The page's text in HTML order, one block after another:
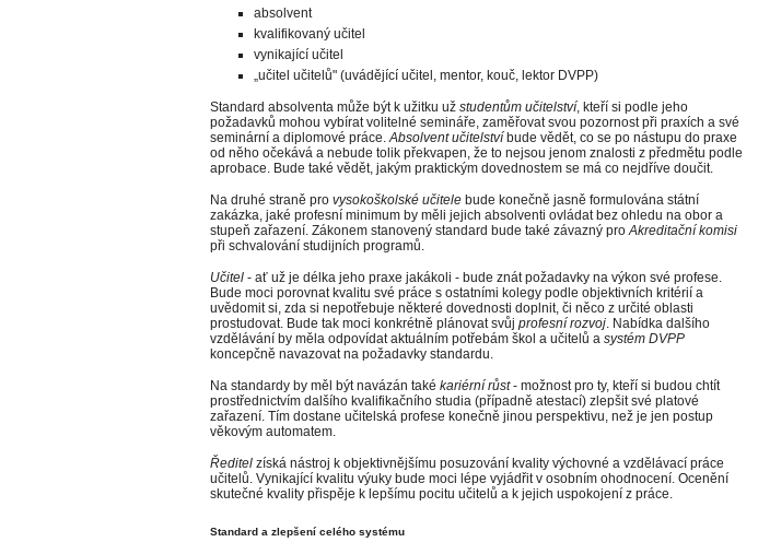
absolvent
kvalifikovaný učitel
vynikající učitel
„učitel učitelů" (uvádějící učitel, mentor, kouč, lektor DVPP)
Standard absolventa může být k užitku už studentům učitelství, kteří si podle jeho
požadavků mohou vybírat volitelné semináře, zaměřovat svou pozornost při praxích a své
seminární a diplomové práce.Absolvent učitelství bude vědět, co se po nástupu do praxe
od něho očekává a nebude tolik překvapen, že to nejsou jenom znalosti z předmětu podle
aprobace. Bude také vědět, jakým praktickým dovednostem se má co nejdříve doučit.
Na druhé straně pro vysokoškolské učitele bude konečně jasně formulována státní
zakázka, jaké profesní minimum by měli jejich absolventi ovládat bez ohledu na obor a
stupeň zařazení. Zákonem stanovený standard bude také závazný proAkreditační komisi
při schvalování studijních programů.
Učitel - ať už je délka jeho praxe jakákoli - bude znát požadavky na výkon své profese.
Bude moci porovnat kvalitu své práce s ostatními kolegy podle objektivních kritérií a
uvědomit si, zda si nepotřebuje některé dovednosti doplnit, či něco z určité oblasti
prostudovat. Bude tak moci konkrétně plánovat svůj profesní rozvoj. Nabídka dalšího
vzdělávání by měla odpovídat aktuálním potřebám škol a učitelů a systém DVPP
koncepčně navazovat na požadavky standardu.
Na standardy by měl být navázán také kariérní růst- možnost pro ty, kteří si budou chtít
prostřednictvím dalšího kvalifikačního studia (případně atestací) zlepšit své platové
zařazení. Tím dostane učitelská profese konečně jinou perspektivu, než je jen postup
věkovým automatem.
Ředitel získá nástroj k objektivnějšímu posuzování kvality výchovné a vzdělávací práce
učitelů. Vynikající kvalitu výuky bude moci lépe vyjádřit v osobním ohodnocení. Ocenění
skutečné kvality přispěje k lepšímu pocitu učitelů a k jejich uspokojení z práce.
Standard a zlepšení celého systému